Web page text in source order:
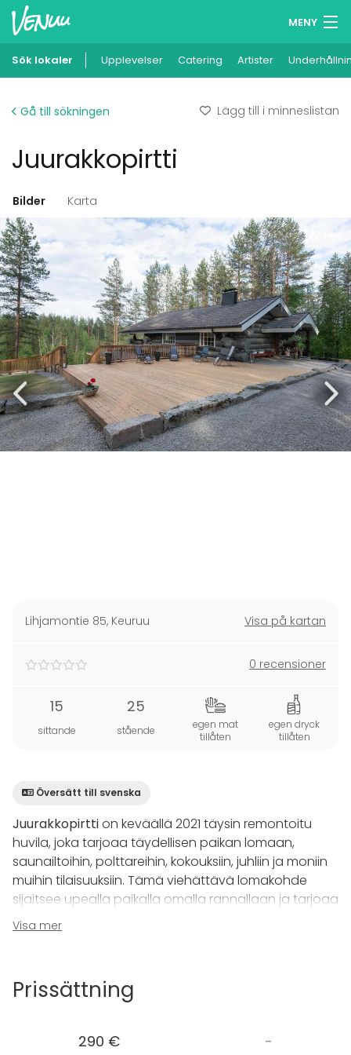
MENY
Minneslista
Lägg till din lokal
Sök lokaler Upplevelser Catering Artister
Gå till sökningen Lägg till i minneslistan
Juurakkopirtti
Bilder Karta
Lihjamontie 85, Keuruu Visa på kartan
0 recensioner
15
sittande
25
stående
egen mat
tillåten
egen dryck
tillåten
Översätt till svenska
Juurakkopirttion keväällä 2021 täysin remontoitu
huvila, joka tarjoaa täydellisen paikan lomaan,
saunailtoihin, polttareihin, kokouksiin, juhliin ja moniin
muihin tilaisuuksiin. Tämä viehättävä lomakohde
sijaitsee upealla paikalla omalla rannallaan ja tarjoaa
unohtumattomia hetkiä ystävien ja perheen kesken.
seurueelle. Kaikki tämä omassa rauhassa ja
Päämökin lisäksi kesäaikaan voitte nauttia
Visa mer
Prissättning
290 € -